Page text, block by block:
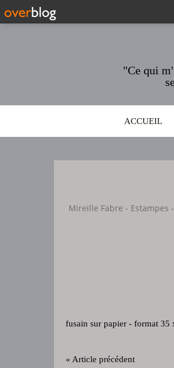
"Ce qui
ACCUEIL
Mireille Fabre - Estampes
fusain sur papier - format 35
« Article précédent